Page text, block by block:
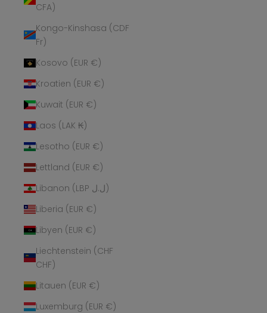
CFA)
Kongo-Kinshasa (CDF
Fr)
Kosovo (EUR €)
Kroatien (EUR €)
Kuwait (EUR €)
Laos (LAK ₭)
Lesotho (EUR €)
Lettland (EUR €)
Libanon (LBP ل.ل)
Liberia (EUR €)
Libyen (EUR €)
Liechtenstein (CHF
CHF)
Litauen (EUR €)
Luxemburg (EUR €)